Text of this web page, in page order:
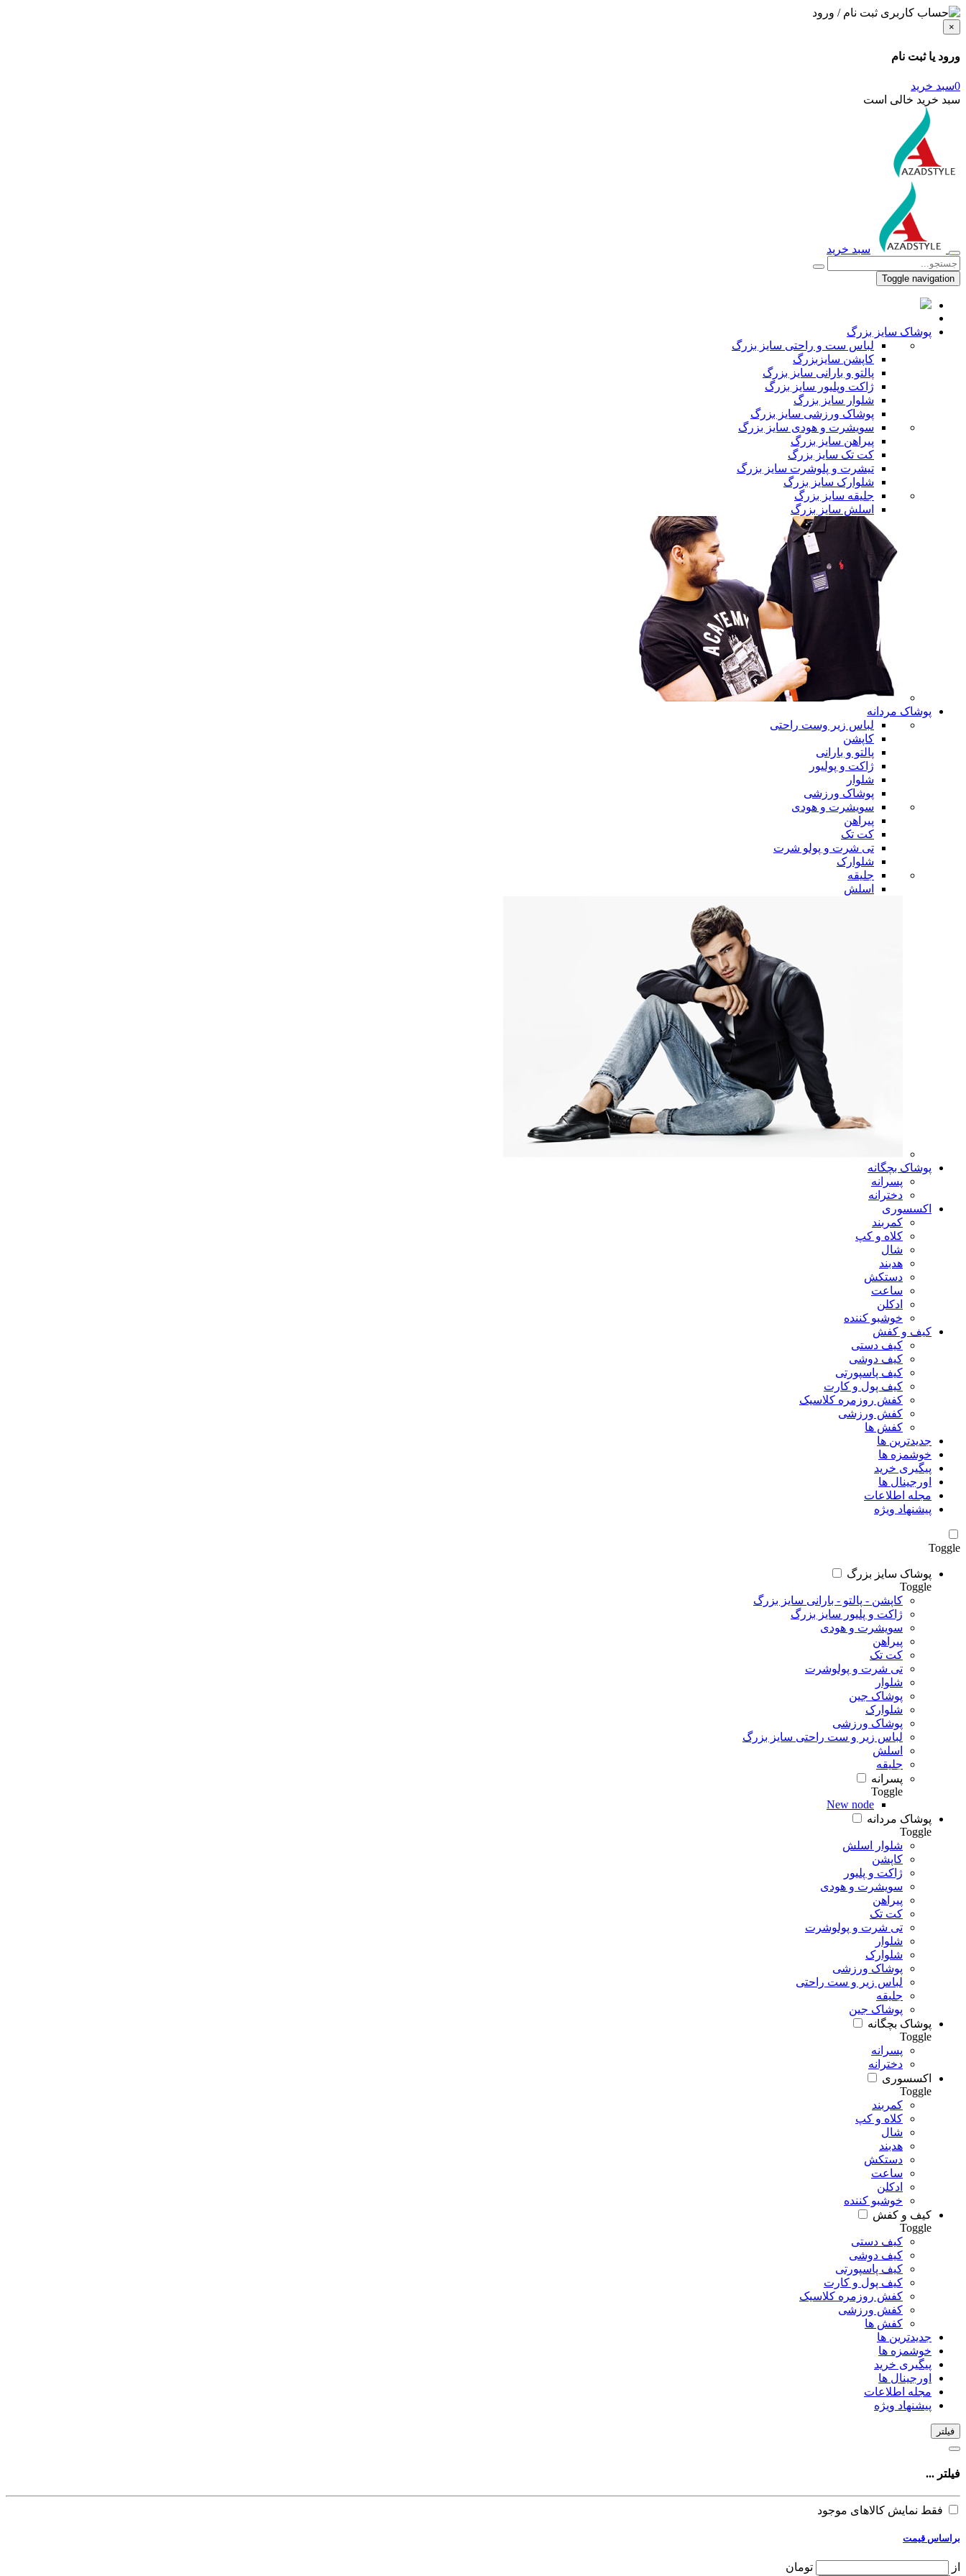
ثبت نام / ورود
×
ورود یا ثبت نام
0سبد خرید
سبد خرید خالی است
سبد خرید
Toggle navigation
پوشاک سایز بزرگ
لباس ست و راحتی سایز بزرگ
کاپشن سایزبزرگ
پالتو و بارانی سایز بزرگ
ژاکت وپلیور سایز بزرگ
شلوار سایز بزرگ
پوشاک ورزشی سایز بزرگ
سویشرت و هودی سایز بزرگ
پیراهن سایز بزرگ
کت تک سایز بزرگ
تیشرت و پلوشرت سایز بزرگ
شلوارک سایز بزرگ
جلیقه سایز بزرگ
اسلش سایز بزرگ
پوشاک مردانه
لباس زیر وست راحتی
کاپشن
پالتو و بارانی
ژاکت و پولیور
شلوار
پوشاک ورزشی
سویشرت و هودی
پیراهن
کت تک
تی شرت و پولو شرت
شلوارک
جلیقه
اسلش
پوشاک بچگانه
پسرانه
دخترانه
اکسسوری
کمربند
کلاه و کپ
شال
هدبند
دستکش
ساعت
ادکلن
خوشبو کننده
کیف و کفش
کیف دستی
کیف دوشی
کیف پاسپورتی
کیف پول و کارت
کفش روزمره کلاسیک
کفش ورزشی
کفش ها
جدیدترین ها
خوشمزه ها
پیگیری خرید
اورجینال ها
مجله اطلاعات
پیشنهاد ویژه
Toggle
پوشاک سایز بزرگ
Toggle
کاپشن - پالتو - بارانی سایز بزرگ
ژاکت و پلیور سایز بزرگ
سویشرت و هودی
پیراهن
کت تک
تی شرت و پولوشرت
شلوار
پوشاک جین
شلوارک
پوشاک ورزشی
لباس زیر و ست راحتی سایز بزرگ
اسلش
جلیقه
پسرانه
Toggle
New node
پوشاک مردانه
Toggle
شلوار اسلش
کاپشن
ژاکت و پلیور
سویشرت و هودی
پیراهن
کت تک
تی شرت و پولوشرت
شلوار
شلوارک
پوشاک ورزشی
لباس زیر و ست راحتی
جلیقه
پوشاک جین
پوشاک بچگانه
Toggle
پسرانه
دخترانه
اکسسوری
Toggle
کمربند
کلاه و کپ
شال
هدبند
دستکش
ساعت
ادکلن
خوشبو کننده
کیف و کفش
Toggle
کیف دستی
کیف دوشی
کیف پاسپورتی
کیف پول و کارت
کفش روزمره کلاسیک
کفش ورزشی
کفش ها
جدیدترین ها
خوشمزه ها
پیگیری خرید
اورجینال ها
مجله اطلاعات
پیشنهاد ویژه
فیلتر
فیلتر ...
فقط نمایش کالاهای موجود
براساس قیمت
از تومان